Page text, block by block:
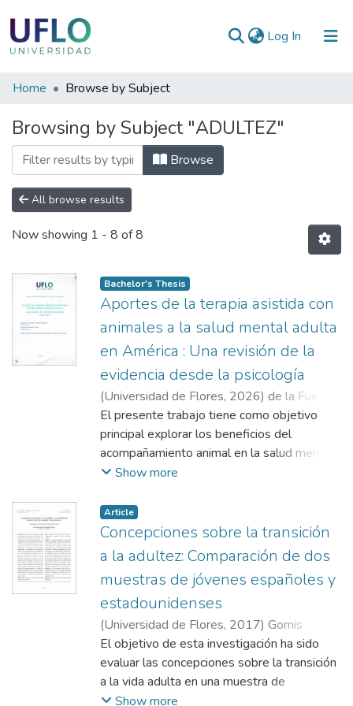
Log In (current)
Communities
Collections
All of RIUFLO
Home Browse by Subject
Browsing by Subject "ADULTEZ"
Browse
All browse results
Now showing 1 - 8 of 8
Bachelor's Thesis
Aportes de la terapia asistida con
animales a la salud mental adulta
en América : Una revisión de la
evidencia desde la psicología
(Universidad de Flores, 2026) de la Fuente,
Valentina Alejandra ;Mejías, Mara Rosa
El presente trabajo tiene como objetivo
principal explorar los beneficios del
acompañamiento animal en la salud mental
de las personas adultas, analizando de qué
constituirse como un recurso valioso dentro
de los procesos de intervención y
prevención en salud mental. El objetivo se
llevará a cabo a través del análisis de
distintas investigaciones teóricas y
empíricas publicadas en países de América
durante el siglo XXI. También se propone
revisar los avances conceptuales y
metodológicos en torno a las intervenciones
asistidas por animales, diferenciando sus
principales enfoques y aplicaciones.
Show more
Article
Concepciones sobre la transición
a la adultez: Comparación de dos
muestras de jóvenes españoles y
estadounidenses
(Universidad de Flores, 2017) Gomis
Pomares, Aitana;Serrano, Juan Emilio
Adrián
El objetivo de esta investigación ha sido
evaluar las concepciones sobre la transición
a la vida adulta en una muestra de
universitarios españoles (20-29 años, N =
Show more